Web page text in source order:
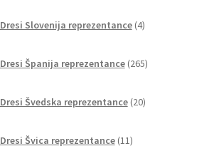
Dresi Slovenija reprezentance 4izdelki
Dresi Španija reprezentance 265izdelkov
Dresi Švedska reprezentance 20izdelkov
Dresi Švica reprezentance 11izdelkov